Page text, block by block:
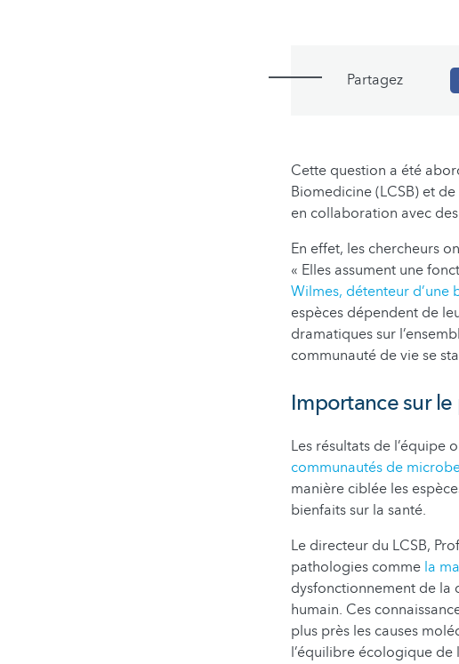
Partagez
Cette question a été
Biomedicine (LCSB) et
en collaboration avec
En effet, les chercheurs
« Elles assument une
Wilmes, détenteur d’une
espèces dépendent de
dramatiques sur
communauté de vie se
Importance sur
Les résultats de l’équipe
communautés de
manière ciblée les
bienfaits sur la santé.
Le directeur du LCSB,
pathologies comme la
dysfonctionnement de la
humain. Ces
plus près les causes
l’équilibre écologique de